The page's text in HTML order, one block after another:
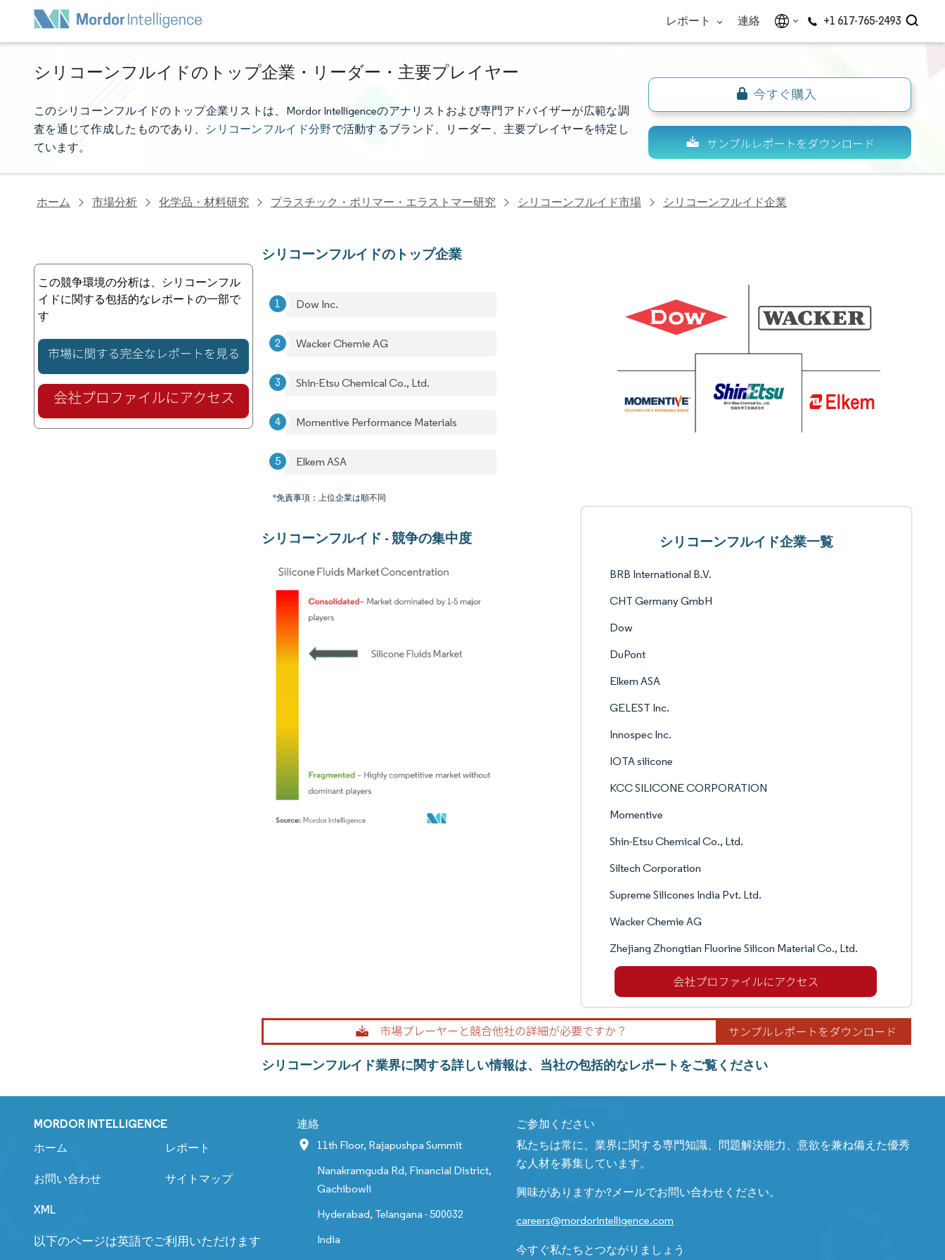
レポート 連絡 +1 617-765-2493
シリコーンフルイドのトップ企業・リーダー・主要プレイヤー
このシリコーンフルイドのトップ企業リストは、Mordor Intelligenceのアナリストおよび専門アドバイザーが広範な調
査を通じて作成したものであり、 シリコーンフルイド分野で活動するブランド、リーダー、主要プレイヤーを特定し
ています。
ホーム 市場分析 化学品・材料研究 プラスチック・ポリマー・エラストマー研究 シリコーンフルイド市場 シリコーンフルイド企業
この競争環境の分析は、シリコーンフル
イドに関する包括的なレポートの一部で
す
シリコーンフルイドのトップ企業
Dow Inc.
Wacker Chemie AG
Shin-Etsu Chemical Co., Ltd.
Momentive Performance Materials
Elkem ASA
*免責事項：上位企業は順不同
シリコーンフルイド - 競争の集中度 シリコーンフルイド企業一覧
BRB International B.V.
CHT Germany GmbH
Dow
DuPont
Elkem ASA
GELEST Inc.
Innospec Inc.
IOTA silicone
KCC SILICONE CORPORATION
Momentive
Shin-Etsu Chemical Co., Ltd.
Siltech Corporation
Supreme Silicones India Pvt. Ltd.
Wacker Chemie AG
Zhejiang Zhongtian Fluorine Silicon Material Co., Ltd.
シリコーンフルイド業界に関する詳しい情報は、当社の包括的なレポートをご覧ください
MORDOR INTELLIGENCE
ホーム レポート
お問い合わせ サイトマップ
XML
以下のページは英語でご利用いただけます
連絡
11th Floor, Rajapushpa Summit
Nanakramguda Rd, Financial District,
Gachibowli
Hyderabad, Telangana - 500032
India
ご参加ください
私たちは常に、業界に関する専門知識、問題解決能力、意欲を兼ね備えた優秀
な人材を募集しています。
興味がありますか?メールでお問い合わせください。
careers@mordorintelligence.com
今すぐ私たちとつながりましょう